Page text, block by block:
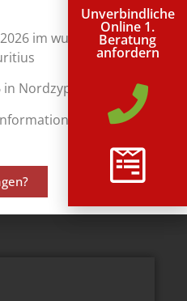
verschiedensten Bereichen.
genau den entscheidenden
für eine kostenlose
im wunderschönen
Nordzypern
folgen!
Unverbindliche
Online 1.
Beratung
anfordern